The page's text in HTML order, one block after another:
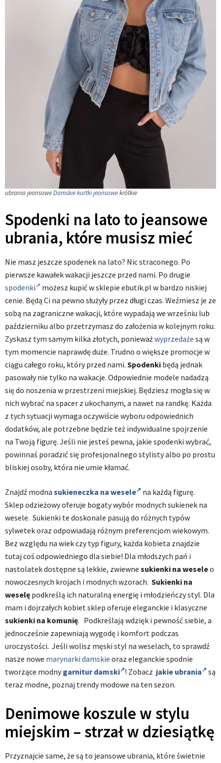
ubrania jeansoweDamskie kurtki jeansowekrótkie
Spodenki na lato to jeansowe
ubrania, które musisz mieć
Nie masz jeszcze spodenek na lato? Nic straconego. Po
pierwsze kawałek wakacji jeszcze przed nami. Po drugie
spodenki
możesz kupić w sklepie ebutik.pl w bardzo niskiej
cenie. Będą Ci na pewno służyły przez długi czas. Weźmiesz je ze
sobą na zagraniczne wakacji, które wypadają we wrześniu lub
październiku albo przetrzymasz do założenia w kolejnym roku.
Zyskasz tym samym kilka złotych, ponieważwyprzedaże są w
tym momencie naprawdę duże. Trudno o większe promocje w
ciągu całego roku, który przed nami. Spodenki będą jednak
pasowały nie tylko na wakacje. Odpowiednie modele nadadzą
się do noszenia w przestrzeni miejskiej. Będziesz mogła się w
nich wybrać na spacer z ukochanym, a nawet na randkę. Każda
z tych sytuacji wymaga oczywiście wyboru odpowiednich
dodatków, ale potrzebne będzie też indywidualne spojrzenie
na Twoją figurę. Jeśli nie jesteś pewna, jakie spodenki wybrać,
powinnaś poradzić się profesjonalnego stylisty albo po prostu
bliskiej osoby, która nie umie kłamać.
Znajdź modna sukieneczka na wesele
na każdą figurę.
Sklep odzieżowy oferuje bogaty wybór modnych sukienek na
wesele. Sukienki te doskonale pasują do różnych typów
sylwetek oraz odpowiadają różnym preferencjom wiekowym.
Bez względu na wiek czy typ figury, każda kobieta znajdzie
tutaj coś odpowiedniego dla siebie! Dla młodszych pań i
nastolatek dostępne są lekkie, zwiewne sukienki na weseleo
nowoczesnych krojach i modnych wzorach. Sukienki na
weselę podkreślą ich naturalną energię i młodzieńczy styl. Dla
mam i dojrzałych kobiet sklep oferuje eleganckie i klasyczne
sukienki na komunię. Podkreślają wdzięk i pewność siebie, a
jednocześnie zapewniają wygodę i komfort podczas
uroczystości. Jeśli wolisz męski styl na weselach, to sprawdź
nasze nowe marynarki damskie oraz eleganckie spodnie
tworzące modnygarnitur damski ! Zobacz jakie ubrania
są
teraz modne, poznaj trendy modowe na ten sezon.
Denimowe koszule w stylu
miejskim – strzał w dziesiątkę
Przyznajcie same, że są to jeansowe ubrania, które świetnie